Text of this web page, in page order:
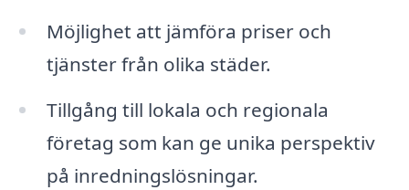
Möjlighet att jämföra priser och
tjänster från olika städer.
Tillgång till lokala och regionala
företag som kan ge unika perspektiv
på inredningslösningar.